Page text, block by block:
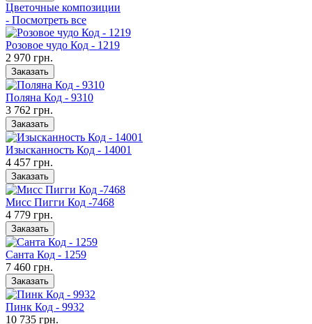
Цветочные композиции
- Посмотреть все
Розовое чудо Код - 1219
2 970 грн.
Заказать
Поляна Код - 9310
3 762 грн.
Заказать
Изысканность Код - 14001
4 457 грн.
Заказать
Мисс Пигги Код -7468
4 779 грн.
Заказать
Санта Код - 1259
7 460 грн.
Заказать
Пинк Код - 9932
10 735 грн.